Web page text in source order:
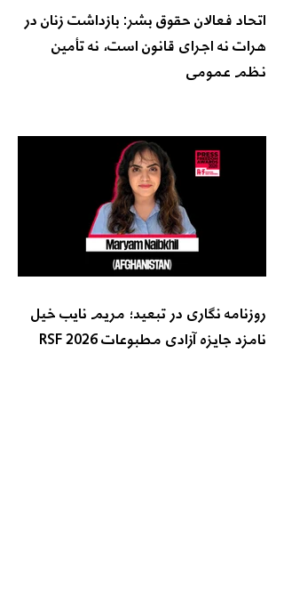
اتحاد فعالان حقوق بشر: بازداشت زنان در
هرات نه اجرای قانون است، نه تأمین
نظم عمومی
روزنامه نگاری در تبعید؛ مریم نایب خیل
نامزد جایزه آزادی مطبوعات RSF 2026